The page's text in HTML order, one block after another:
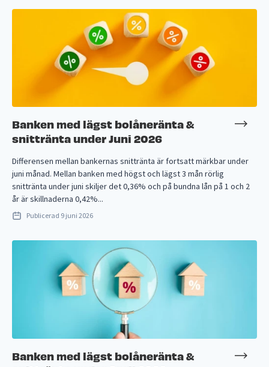
Banken med lägst bolåneränta &
snittränta under Juni 2026
Differensen mellan bankernas snittränta är fortsatt märkbar under
juni månad. Mellan banken med högst och lägst 3 mån rörlig
snittränta under juni skiljer det 0,36% och på bundna lån på 1 och 2
år är skillnaderna 0,42%...
Publicerad 9 juni 2026
Banken med lägst bolåneränta &